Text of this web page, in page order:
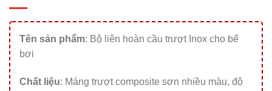
Tên sản phẩm: Bộ liên hoàn cầu trượt Inox cho bể
bơi
Chất liệu: Máng trượt composite sơn nhiều màu, độ